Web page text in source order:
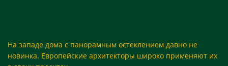
На западе дома с панорамным остеклением давно не
новинка. Европейские архитекторы широко применяют их